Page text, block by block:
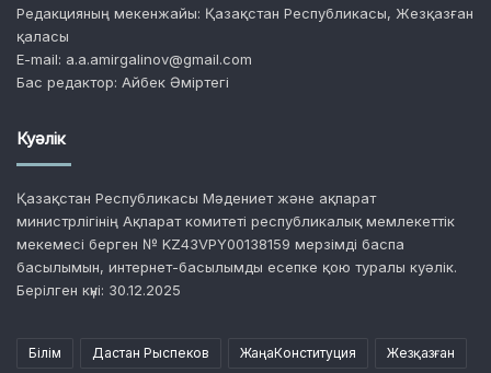
Редакцияның мекенжайы: Қазақстан Республикасы, Жезқазған
қаласы
E-mail: a.a.amirgalinov@gmail.com
Бас редактор: Айбек Әміртегі
Куәлік
Қазақстан Республикасы Мәдениет және ақпарат
министрлігінің Ақпарат комитеті республикалық мемлекеттік
мекемесі берген № KZ43VPY00138159 мерзімді баспа
басылымын, интернет-басылымды есепке қою туралы куәлік.
Берілген күні: 30.12.2025
Білім Дастан Рыспеков ЖаңаКонституция Жезқазған